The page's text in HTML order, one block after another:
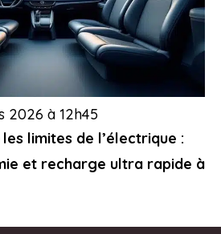
limites de l’électrique :
et recharge ultra rapide à
2026 à 12h45